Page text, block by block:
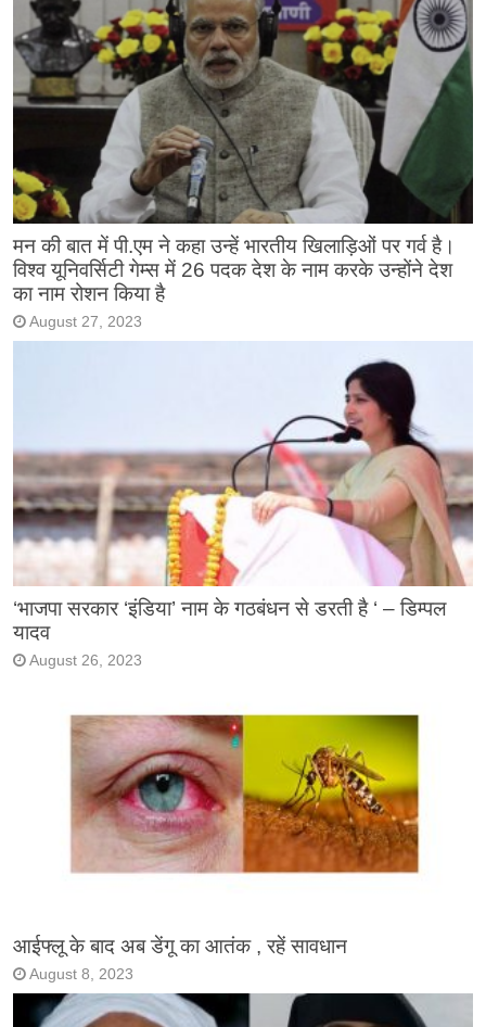
मन की बात में पी.एम ने कहा उन्हें भारतीय खिलाड़िओं पर गर्व है।
विश्व यूनिवर्सिटी गेम्स में 26 पदक देश के नाम करके उन्होंने देश
का नाम रोशन किया है
August 27, 2023
‘भाजपा सरकार ‘इंडिया’ नाम के गठबंधन से डरती है ‘ – डिम्पल
यादव
August 26, 2023
आईफ्लू के बाद अब डेंगू का आतंक , रहें सावधान
August 8, 2023